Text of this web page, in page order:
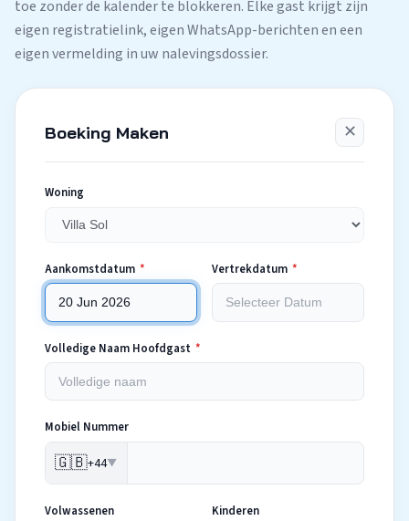
toe zonder de kalender te blokkeren. Elke gast krijgt zijn
eigen registratielink, eigen WhatsApp-berichten en een
eigen vermelding in uw nalevingsdossier.
Boeking Maken ✕
Woning
Aankomstdatum * Vertrekdatum *
Volledige Naam Hoofdgast *
Mobiel Nummer
🇬🇧+44▼
Volwassenen Kinderen